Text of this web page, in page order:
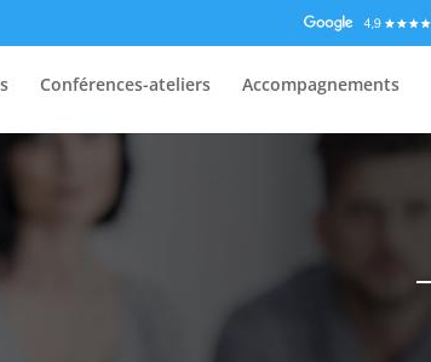
Conférences-ateliers Accompagnements